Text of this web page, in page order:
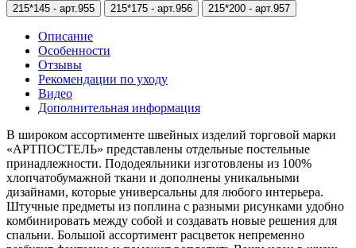
215*145 - арт.955 215*175 - арт.956 215*200 - арт.957
Описание
Особенности
Отзывы
Рекомендации по уходу
Видео
Дополнительная информация
В широком ассортименте швейных изделий торговой марки
«АРТПОСТЕЛЬ» представлены отдельные постельные
принадлежности. Пододеяльники изготовлены из 100%
хлопчатобумажной ткани и дополнены уникальными
дизайнами, которые универсальны для любого интерьера.
Штучные предметы из поплина с разными рисунками удобно
комбинировать между собой и создавать новые решения для
спальни. Большой ассортимент расцветок непременно